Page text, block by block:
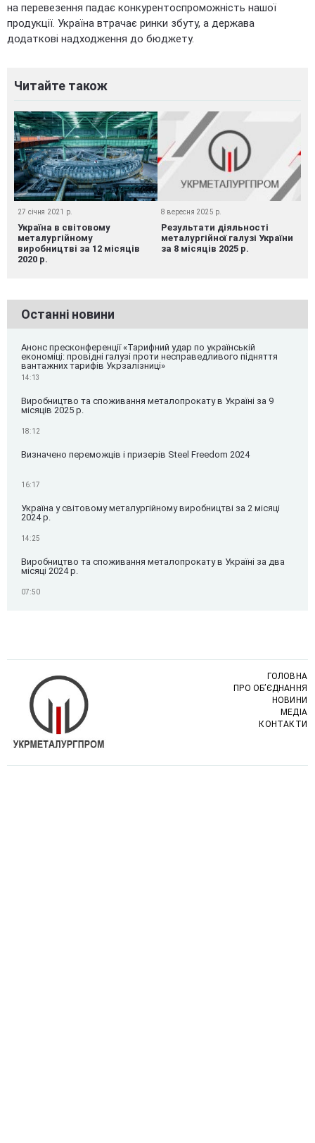
на перевезення падає конкурентоспроможність нашої
продукції. Україна втрачає ринки збуту, а держава
додаткові надходження до бюджету.
Читайте також
27 січня 2021 р.
Україна в світовому
металургійному
виробництві за 12 місяців
2020 р.
8 вересня 2025 р.
Результати діяльності
металургійної галузі України
за 8 місяців 2025 р.
Останні новини
Анонс пресконференції «Тарифний удар по українській
економіці: провідні галузі проти несправедливого підняття
вантажних тарифів Укрзалізниці»
14:13
Виробництво та споживання металопрокату в Україні за 9
місяців 2025 р.
18:12
Визначено переможців і призерів Steel Freedom 2024
16:17
Україна у світовому металургійному виробництві за 2 місяці
2024 р.
14:25
Виробництво та споживання металопрокату в Україні за два
місяці 2024 р.
07:50
ГОЛОВНА
ПРО ОБ’ЄДНАННЯ
НОВИНИ
МЕДІА
КОНТАКТИ